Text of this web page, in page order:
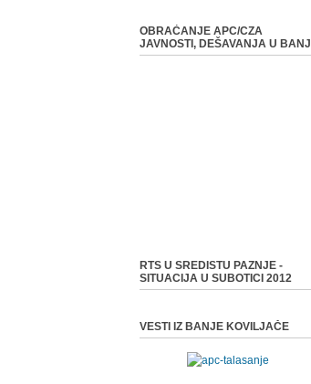
OBRAĆANJE APC/CZA
JAVNOSTI, DEŠAVANJA U BANJI
RTS U SREDISTU PAZNJE -
SITUACIJA U SUBOTICI 2012
VESTI IZ BANJE KOVILJAČE